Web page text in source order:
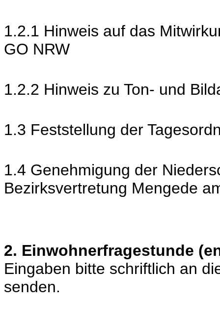
1.2.1 Hinweis auf das
GO NRW
1.2.2 Hinweis zu Ton- und
1.3 Feststellung der
1.4 Genehmigung der
Bezirksvertretung Mengede
2. Einwohnerfragestunde
Eingaben bitte schriftlich an
senden.